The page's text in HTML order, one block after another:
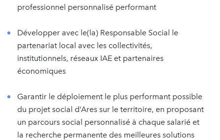
professionnel personnalisé performant
Développer avec le(la) Responsable Social le
partenariat local avec les collectivités,
institutionnels, réseaux IAE et partenaires
économiques
Garantir le déploiement le plus performant possible
du projet social d’Ares sur le territoire, en proposant
un parcours social personnalisé à chaque salarié et
la recherche permanente des meilleures solutions